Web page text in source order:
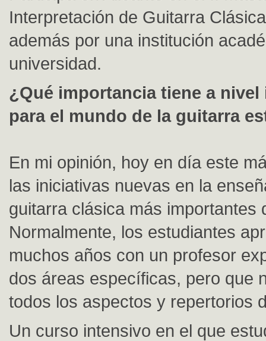
Interpretación de Guitarra
además por una institución
universidad.
¿Qué importancia tiene a
para el mundo de la guitarra
En mi opinión, hoy en día este
las iniciativas nuevas en la
guitarra clásica más importantes
Normalmente, los estudiantes
muchos años con un profesor
dos áreas específicas, pero que
todos los aspectos y repertorios
Un curso intensivo en el que